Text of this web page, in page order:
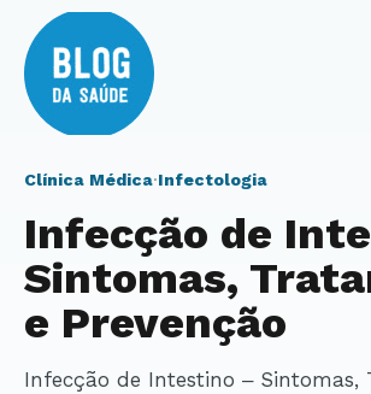
Clínica Médica·Infectologia
Infecção de
Sintomas,
e Prevenção
Infecção de Intestino – Sintomas, Tratamento e